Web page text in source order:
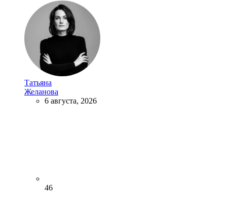
Татьяна
Желанова
6 августа, 2026
46